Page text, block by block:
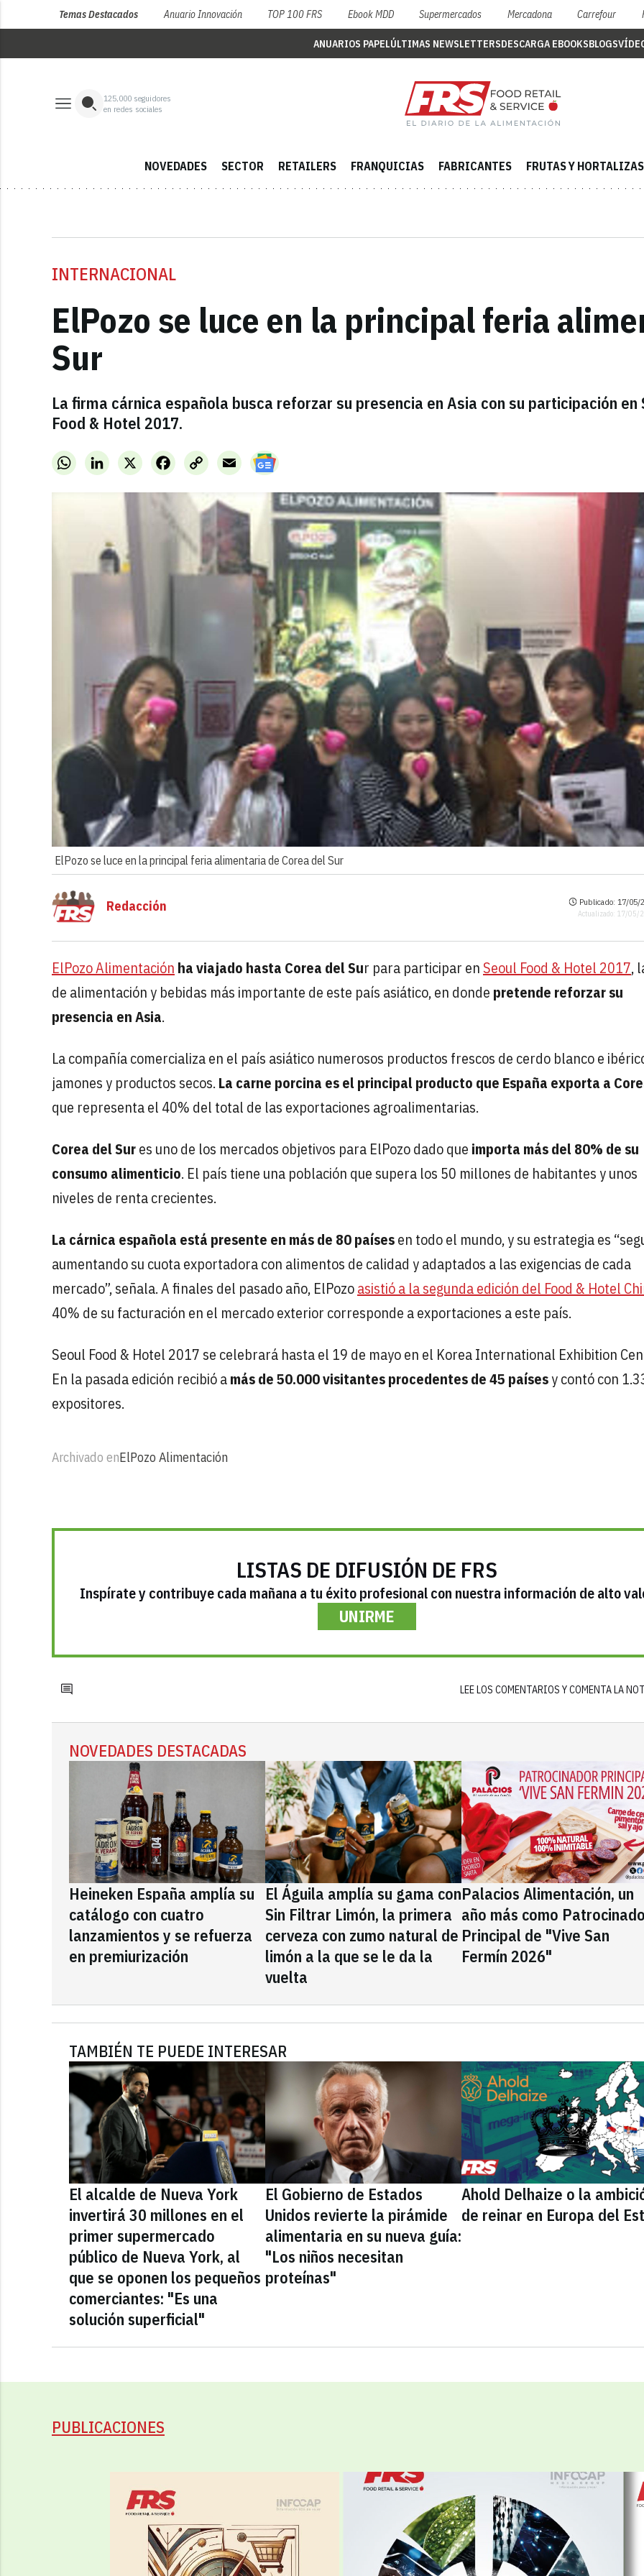
Temas Destacados Anuario Innovación TOP 100 FRS Ebook MDD Supermercados Mercadona Carrefour
ANUARIOS PAPELÚLTIMAS NEWSLETTERSDESCARGA EBOOKSBLOGS
125,000 seguidores
en redes sociales
NOVEDADES SECTOR RETAILERS FRANQUICIAS FABRICANTES FRUTAS Y HORTALIZAS
INTERNACIONAL
ElPozo se luce en la principal feria
Sur
La firma cárnica española busca reforzar su presencia en Asia con su participación en
Food & Hotel 2017.
WhatsAppLinkedInX FacebookCopy
Link
Email
ElPozo se luce en la principal feria alimentaria de Corea del Sur
Redacción Publicado: 17/05/
Actualizado: 17/05/
ElPozo Alimentación ha viajado hasta Corea del Sur para participar enSeoul Food & Hotel 2017,
de alimentación y bebidas más importante de este país asiático, en donde pretende reforzar su
presencia en Asia.
La compañía comercializa en el país asiático numerosos productos frescos de cerdo blanco e
jamones y productos secos. La carne porcina es el principal producto que España exporta a
que representa el 40% del total de las exportaciones agroalimentarias.
Corea del Sures uno de los mercados objetivos para ElPozo dado que importa más del 80% de su
consumo alimenticio. El país tiene una población que supera los 50 millones de habitantes y unos
niveles de renta crecientes.
La cárnica española está presente en más de 80 paísesen todo el mundo, y su estrategia es
aumentando su cuota exportadora con alimentos de calidad y adaptados a las exigencias de cada
mercado”, señala. A finales del pasado año, ElPozoasistió a la segunda edición del Food & Hotel
40% de su facturación en el mercado exterior corresponde a exportaciones a este país.
Seoul Food & Hotel 2017 se celebrará hasta el 19 de mayo en el Korea International Exhibition
En la pasada edición recibió amás de 50.000 visitantes procedentes de 45 paísesy contó con
expositores.
Archivado enElPozo Alimentación
LISTAS DE DIFUSIÓN DE FRS
Inspírate y contribuye cada mañana a tu éxito profesional con nuestra información de alto
UNIRME
LEE LOS COMENTARIOS Y COMENTA LA
NOVEDADES DESTACADAS
Heineken España amplía su
catálogo con cuatro
lanzamientos y se refuerza
en premiurización
El Águila amplía su gama con
Sin Filtrar Limón, la primera
cerveza con zumo natural de
limón a la que se le da la
vuelta
Palacios Alimentación, un
año más como
Principal de "Vive San
Fermín 2026"
TAMBIÉN TE PUEDE INTERESAR
El alcalde de Nueva York
invertirá 30 millones en el
primer supermercado
público de Nueva York, al
que se oponen los pequeños
comerciantes: "Es una
solución superficial"
El Gobierno de Estados
Unidos revierte la pirámide
alimentaria en su nueva guía:
"Los niños necesitan
proteínas"
Ahold Delhaize o la
de reinar en Europa del
PUBLICACIONES